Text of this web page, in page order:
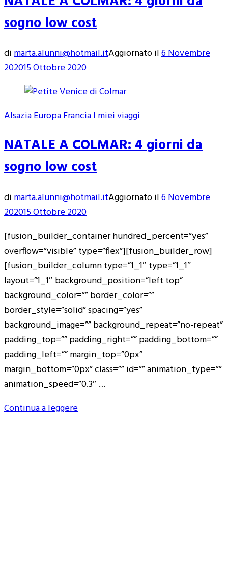
sogno low cost
dimarta.alunni@hotmail.itAggiornato il6 Novembre
202015 Ottobre 2020
AlsaziaEuropaFranciaI miei viaggi
NATALE A COLMAR: 4 giorni da
sogno low cost
dimarta.alunni@hotmail.itAggiornato il6 Novembre
202015 Ottobre 2020
[fusion_builder_container hundred_percent=”yes”
overflow=”visible” type=”flex”][fusion_builder_row]
[fusion_builder_column type=”1_1″ type=”1_1″
layout=”1_1″ background_position=”left top”
background_color=”” border_color=””
border_style=”solid” spacing=”yes”
background_image=”” background_repeat=”no-repeat”
padding_top=”” padding_right=”” padding_bottom=””
padding_left=”” margin_top=”0px”
margin_bottom=”0px” class=”” id=”” animation_type=””
animation_speed=”0.3″ …
Continua a leggere